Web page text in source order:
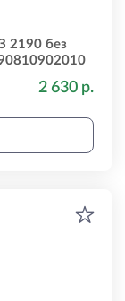
2190 без
2 630 р.